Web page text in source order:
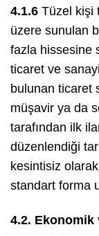
4.1.6 Tüzel kişi
üzere sunulan
fazla hissesine
ticaret ve
bulunan ticaret
müşavir ya da
tarafından ilk
düzenlendiği
kesintisiz
standart forma
4.2.